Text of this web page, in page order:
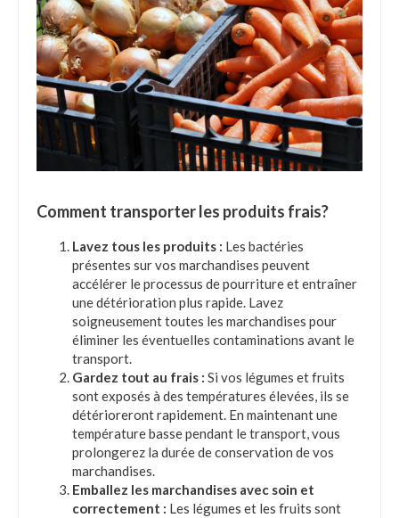
Comment transporter les produits frais?
Lavez tous les produits : Les bactéries
présentes sur vos marchandises peuvent
accélérer le processus de pourriture et entraîner
une détérioration plus rapide. Lavez
soigneusement toutes les marchandises pour
éliminer les éventuelles contaminations avant le
transport.
Gardez tout au frais : Si vos légumes et fruits
sont exposés à des températures élevées, ils se
détérioreront rapidement. En maintenant une
température basse pendant le transport, vous
prolongerez la durée de conservation de vos
marchandises.
Emballez les marchandises avec soin et
correctement : Les légumes et les fruits sont